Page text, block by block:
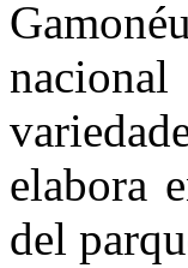
elabora
del